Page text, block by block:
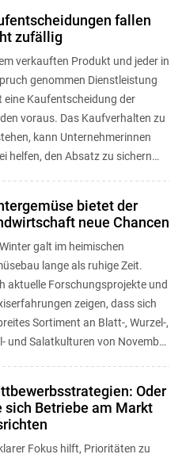
fallen
zufällig
verkauften Produkt und jeder in
genommen Dienstleistung
eine Kaufentscheidung der
voraus. Das Kaufverhalten zu
kann Unternehmerinnen
helfen, den Absatz zu sichern
bietet der
neue Chancen
galt im heimischen
lange als ruhige Zeit.
aktuelle Forschungsprojekte und
zeigen, dass sich
Sortiment an Blatt-, Wurzel-,
und Salatkulturen von November
Oder
sich Betriebe am Markt
Fokus hilft, Prioritäten zu